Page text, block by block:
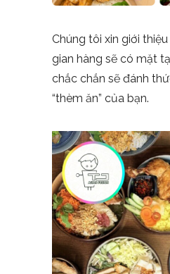
Chúng tôi xin giới
gian hàng sẽ có mặt
chắc chắn sẽ đánh
“thèm ăn” của bạn.